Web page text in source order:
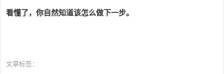
看懂了，你自然知道该怎么做下一步。
文章标签：